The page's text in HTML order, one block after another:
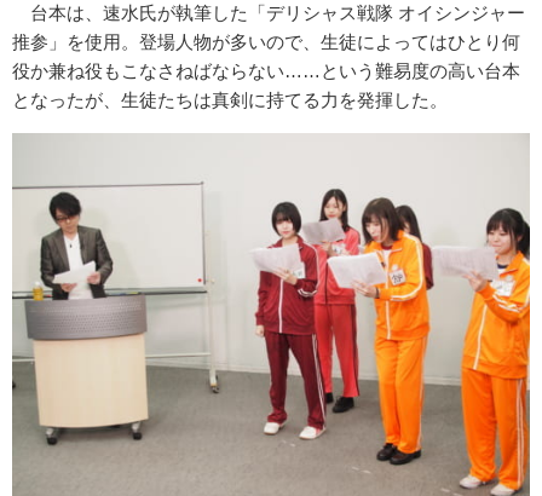
台本は、速水氏が執筆した「デリシャス戦隊 オイシンジャー
推参」を使用。登場人物が多いので、生徒によってはひとり何
役か兼ね役もこなさねばならない……という難易度の高い台本
となったが、生徒たちは真剣に持てる力を発揮した。